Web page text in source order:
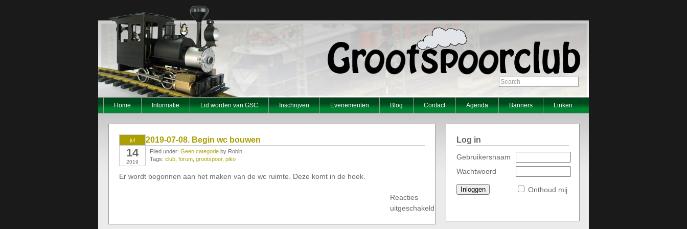
Home Informatie Lid worden van GSC Inschrijven Evenementen Blog Contact Agenda Banners Linken
jul
14
2019
2019-07-08. Begin wc bouwen
Filed under: Geen categorie by Robin
Tags: club forum grootspoor, piko
Er wordt begonnen aan het maken van de wc ruimte. Deze komt in de hoek.
Reacties
uitgeschakeld
Log in
Gebruikersnaam
Wachtwoord
Onthoud mij